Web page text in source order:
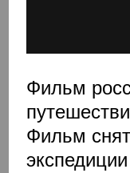
Фильм
Фильм